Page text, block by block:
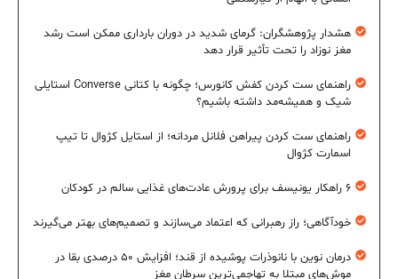
هشدار پژوهشگران: گرمای شدید در دوران بارداری ممکن است رشد
مغز نوزاد را تحت تأثیر قرار دهد
راهنمای ست کردن کفش کانورس؛ چگونه با کتانی Converse استایلی
شیک و همیشه‌مد داشته باشیم؟
راهنمای ست کردن پیراهن فلانل مردانه؛ از استایل کژوال تا تیپ
اسمارت کژوال
۶ راهکار یونیسف برای پرورش عادت‌های غذایی سالم در کودکان
خودآگاهی؛ راز رهبرانی که اعتماد می‌سازند و تصمیم‌های بهتر می‌گیرند
درمان نوین با نانوذرات پوشیده از قند؛ افزایش ۵۰ درصدی بقا در
موش‌های مبتلا به تهاجمی‌ترین سرطان مغز